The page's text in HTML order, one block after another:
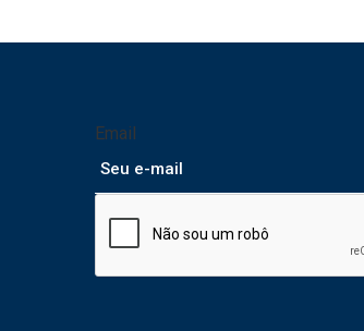
Email